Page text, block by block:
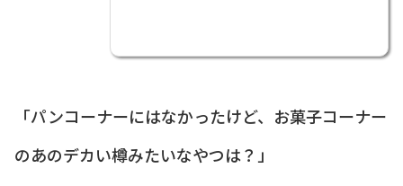
「パンコーナーにはなかったけど、お菓子コーナー
のあのデカい樽みたいなやつは？」